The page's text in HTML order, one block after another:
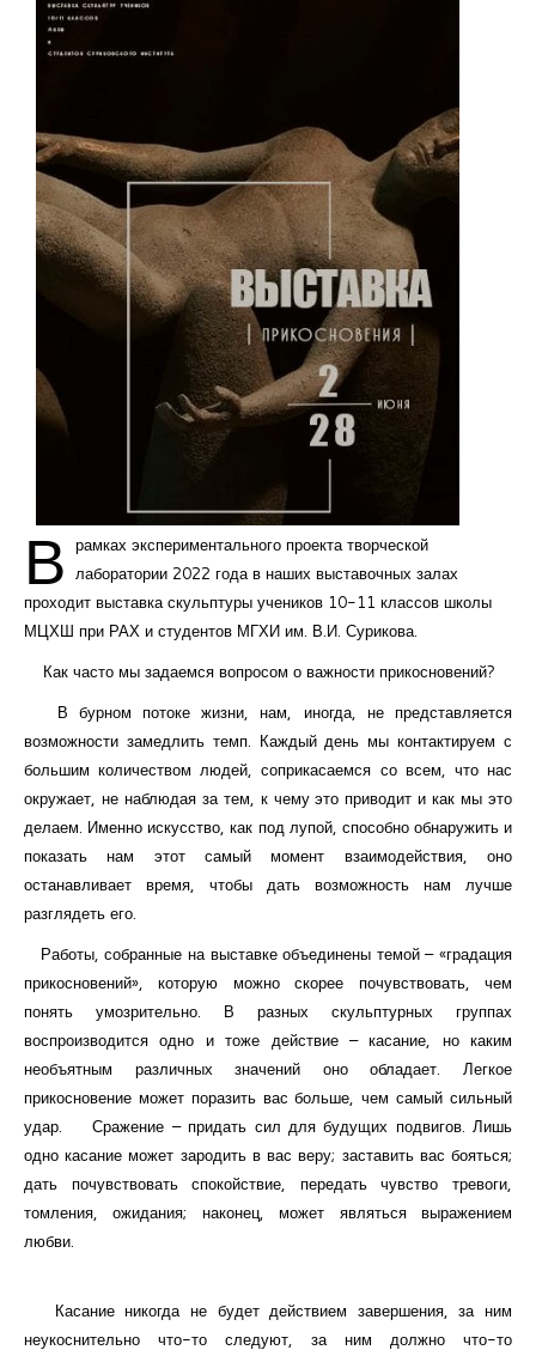
В рамках экспериментального проекта творческой
лаборатории 2022 года в наших выставочных залах
проходит выставка скульптуры учеников 10-11 классов школы
МЦХШ при РАХ и студентов МГХИ им. В.И. Сурикова.
Как часто мы задаемся вопросом о важности прикосновений?
В бурном потоке жизни, нам, иногда, не представляется
возможности замедлить темп. Каждый день мы контактируем с
большим количеством людей, соприкасаемся со всем, что нас
окружает, не наблюдая за тем, к чему это приводит и как мы это
делаем. Именно искусство, как под лупой, способно обнаружить и
показать нам этот самый момент взаимодействия, оно
останавливает время, чтобы дать возможность нам лучше
разглядеть его.
Работы, собранные на выставке объединены темой – «градация
прикосновений», которую можно скорее почувствовать, чем
понять умозрительно. В разных скульптурных группах
воспроизводится одно и тоже действие – касание, но каким
необъятным различных значений оно обладает. Легкое
прикосновение может поразить вас больше, чем самый сильный
удар. Сражение – придать сил для будущих подвигов. Лишь
одно касание может зародить в вас веру; заставить вас бояться;
дать почувствовать спокойствие, передать чувство тревоги,
томления, ожидания; наконец, может являться выражением
любви.
Касание никогда не будет действием завершения, за ним
неукоснительно что-то следуют, за ним должно что-то